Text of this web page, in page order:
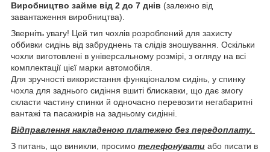
Виробництво займе від 2 до 7 днів (залежно від
завантаження виробництва).
Зверніть увагу! Цей тип чохлів розроблений для захисту
оббивки сидінь від забруднень та слідів зношування. Оскільки
чохли виготовлені в універсальному розмірі, з огляду на всі
комплектації цієї марки автомобіля.
Для зручності використання функціоналом сидінь, у спинку
чохла для заднього сидіння вшиті блискавки, що дає змогу
скласти частину спинки й одночасно перевозити негабаритні
вантажі та пасажирів на задньому сидінні.
Відправлення накладеною платежею без передоплату.
З питань, що виникли, просимо телефонувати або писати в